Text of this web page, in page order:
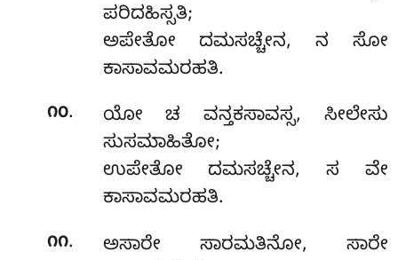
ಪರಿದಹಿಸ್ಸತಿ;
ಅಪೇತೋ ದಮಸಚ್ಚೇನ, ನ ಸೋ
ಕಾಸಾವಮರಹತಿ.
೧೦.
ಯೋ ಚ ವನ್ತಕಸಾವಸ್ಸ, ಸೀಲೇಸು
ಸುಸಮಾಹಿತೋ;
ಉಪೇತೋ ದಮಸಚ್ಚೇನ, ಸ ವೇ
ಕಾಸಾವಮರಹತಿ.
೧೧.
ಅಸಾರೇ ಸಾರಮತಿನೋ, ಸಾರೇ